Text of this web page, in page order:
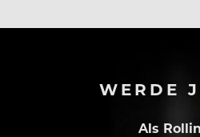
WERDE
Als